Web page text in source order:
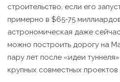
строительство, если его
примерно в $65-75
астрономическая даже
можно построить дорогу на
пару лет после «идеи
крупных совместных